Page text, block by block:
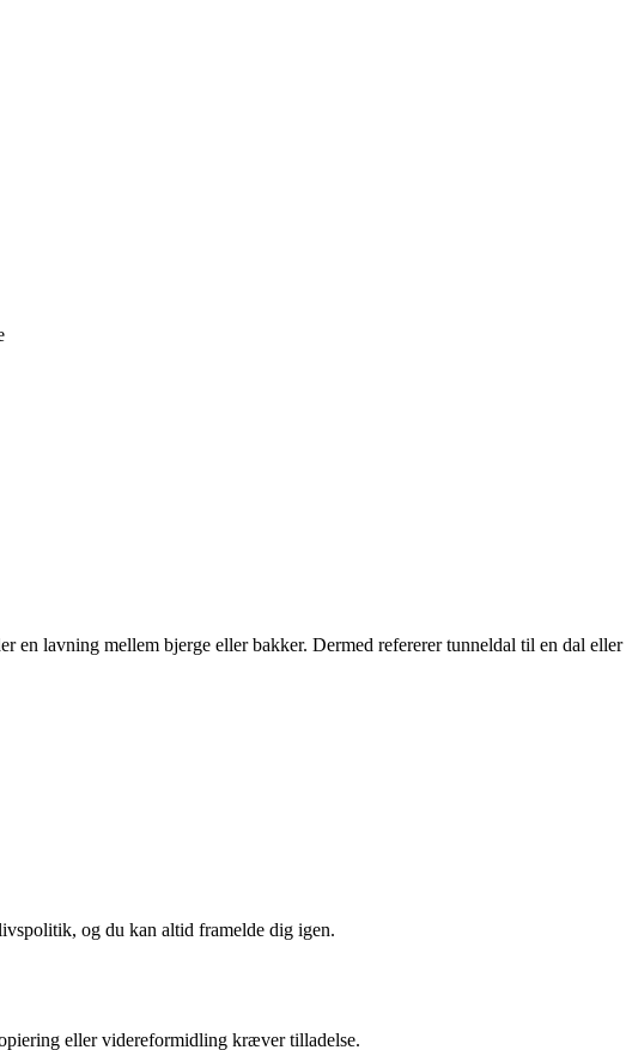
en lavning mellem bjerge eller bakker. Dermed refererer tunneldal til en dal eller
og du kan altid framelde dig igen.
eller videreformidling kræver tilladelse.